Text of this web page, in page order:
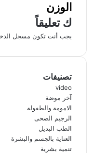
الوزن
ك تعليقاً
يجب أنت تكون مسجل
تصنيفات
video
آخر موضة
الامومة والطفولة
الرجيم الصحى
الطب البديل
العناية بالجسم والبشرة
تنمية بشرية